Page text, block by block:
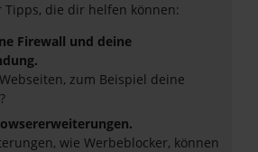
Tipps, die dir helfen können:
Firewall und deine
zum Beispiel deine
wie Werbeblocker, können